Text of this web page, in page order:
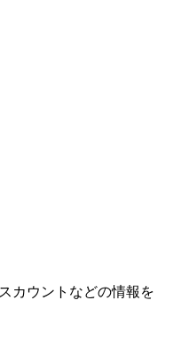
カウントなどの情報を